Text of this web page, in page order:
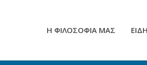
Η ΦΙΛΟΣΟΦΙΑ ΜΑΣ